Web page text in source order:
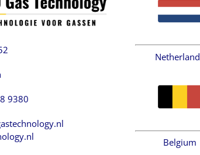
9380
Belgium